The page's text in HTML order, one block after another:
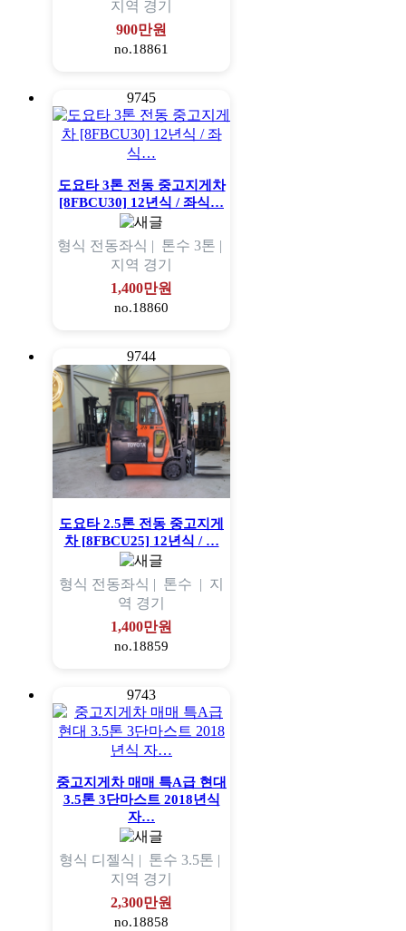
지역 경기
900만원
no.18861
9745
도요타 3톤 전동 중고지게차
[8FBCU30] 12년식 / 좌식…
형식 전동좌식 | 톤수 3톤 |
지역 경기
1,400만원
no.18860
9744
도요타 2.5톤 전동 중고지게
차 [8FBCU25] 12년식 / …
형식 전동좌식 | 톤수 | 지
역 경기
1,400만원
no.18859
9743
중고지게차 매매 특A급 현대
3.5톤 3단마스트 2018년식
자…
형식 디젤식 | 톤수 3.5톤 |
지역 경기
2,300만원
no.18858